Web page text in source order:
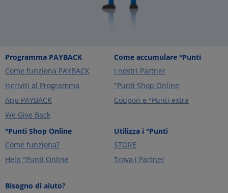
Programma PAYBACK
Come funziona PAYBACK
Iscriviti al Programma
App PAYBACK
We Give Back
Come accumulare °Punti
I nostri Partner
°Punti Shop Online
Coupon e °Punti extra
°Punti Shop Online
Come funziona?
Help °Punti Online
Utilizza i °Punti
STORE
Trova i Partner
Bisogno di aiuto?